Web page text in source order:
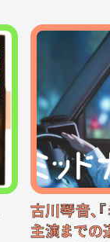
古川琴音、
主演までの